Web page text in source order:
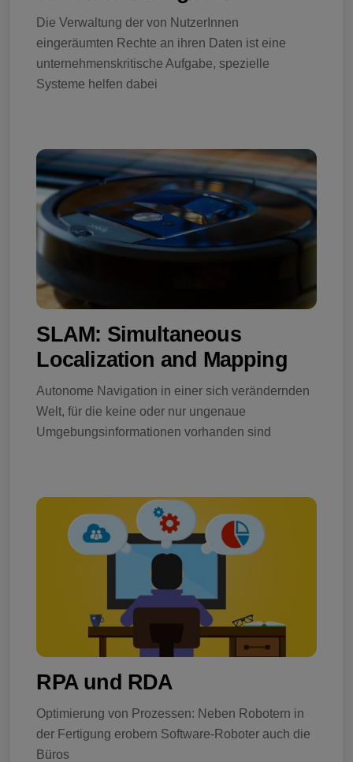
Die Verwaltung der von NutzerInnen
eingeräumten Rechte an ihren Daten ist eine
unternehmenskritische Aufgabe, spezielle
Systeme helfen dabei
SLAM: Simultaneous
Localization and Mapping
Autonome Navigation in einer sich verändernden
Welt, für die keine oder nur ungenaue
Umgebungsinformationen vorhanden sind
RPA und RDA
Optimierung von Prozessen: Neben Robotern in
der Fertigung erobern Software-Roboter auch die
Büros